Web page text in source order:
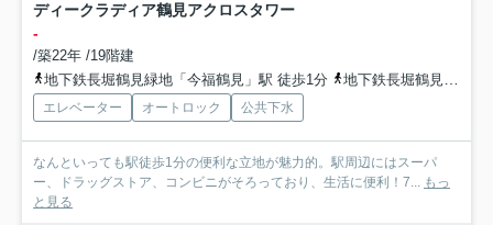
ディークラディア鶴見アクロスタワー
-
/築22年 /19階建
地下鉄長堀鶴見緑地「今福鶴見」駅 徒歩1分
地下鉄長堀鶴見緑地「横堤」駅 徒歩15分
エレベーター オートロック 公共下水
なんといっても駅徒歩1分の便利な立地が魅力的。駅周辺にはスーパ
ー、ドラッグストア、コンビニがそろっており、生活に便利！7... もっ
と見る